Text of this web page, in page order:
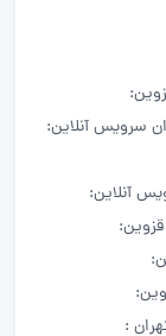
سرویس آنلاین:
آنلاین:
: